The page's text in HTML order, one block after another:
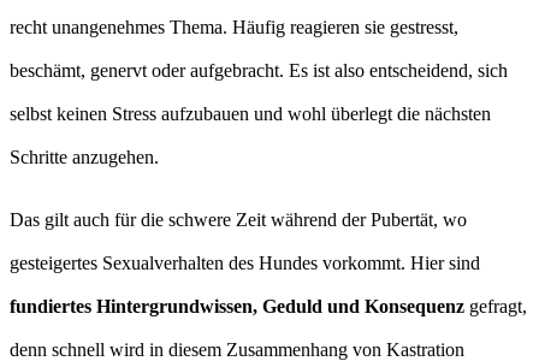
recht unangenehmes Thema. Häufig reagieren sie gestresst,
beschämt, genervt oder aufgebracht. Es ist also entscheidend, sich
selbst keinen Stress aufzubauen und wohl überlegt die nächsten
Schritte anzugehen.
Das gilt auch für die schwere Zeit während der Pubertät, wo
gesteigertes Sexualverhalten des Hundes vorkommt. Hier sind
fundiertes Hintergrundwissen, Geduld und Konsequenz gefragt,
denn schnell wird in diesem Zusammenhang von Kastration